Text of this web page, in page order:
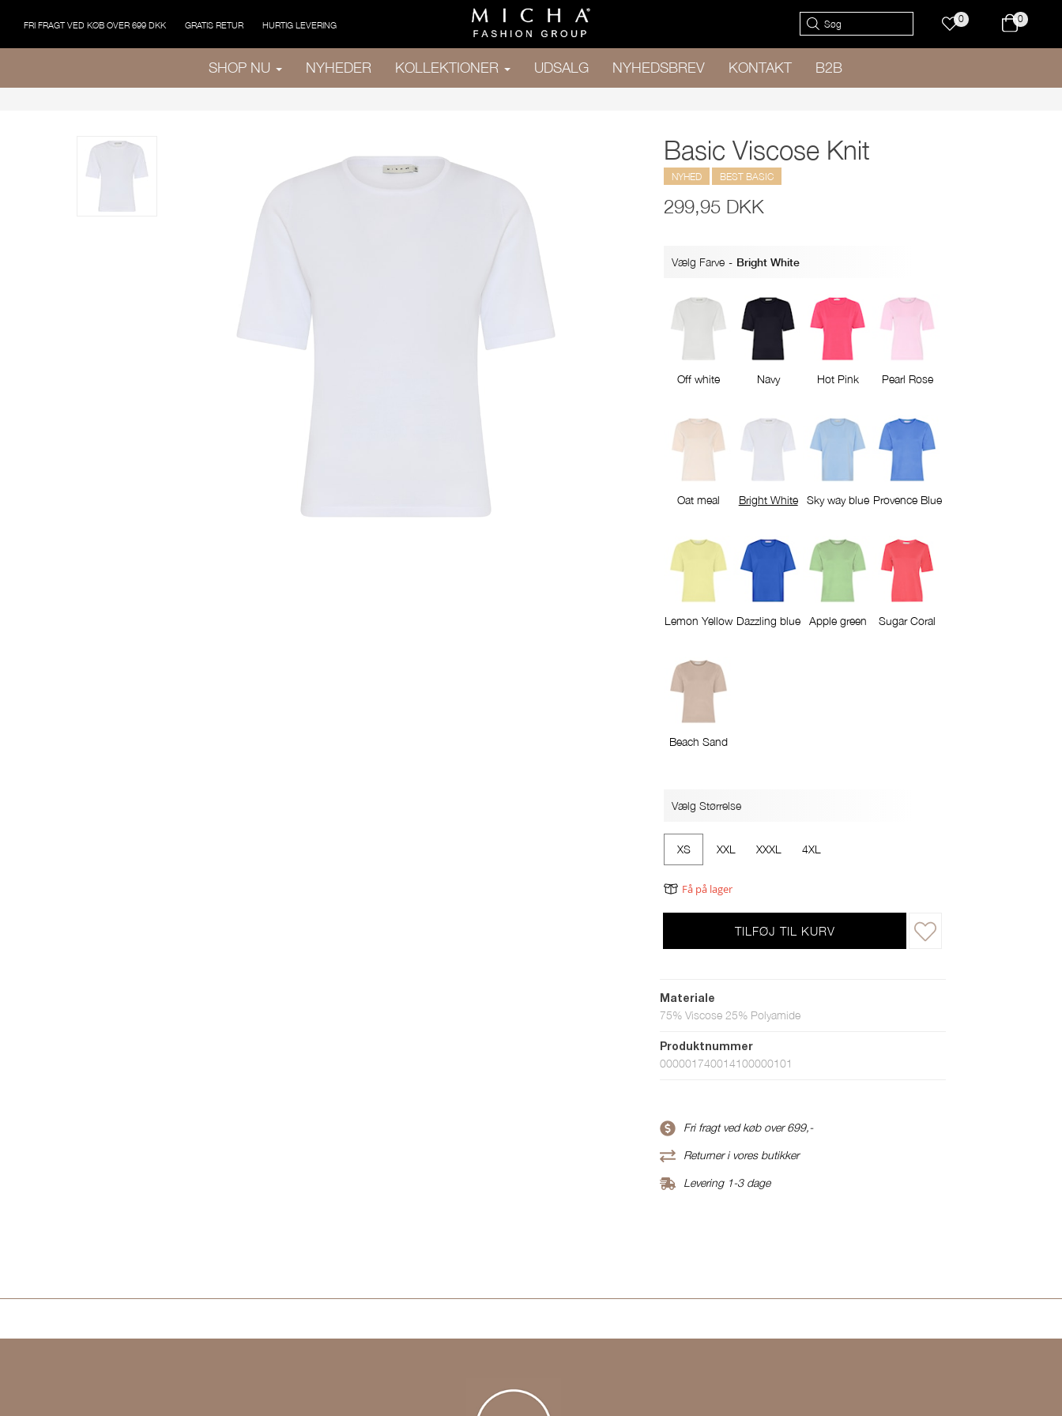
FRI FRAGT VED KØB OVER 699 DKK GRATIS RETUR HURTIG LEVERING 0 0
SHOP NU NYHEDER KOLLEKTIONER UDSALG NYHEDSBREV KONTAKT B2B
Basic Viscose Knit
NYHED BEST BASIC
299,95 DKK
Vælg Farve - Bright White
Off white Navy Hot Pink Pearl Rose
Oat meal Bright White Sky way blue Provence Blue
Lemon Yellow Dazzling blue Apple green Sugar Coral
Beach Sand
Vælg Størrelse
XS XXL XXXL 4XL
Få på lager
TILFØJ TIL KURV
Materiale
75% Viscose 25% Polyamide
Produktnummer
000001740014100000101
Fri fragt ved køb over 699,-
Returner i vores butikker
Levering 1-3 dage